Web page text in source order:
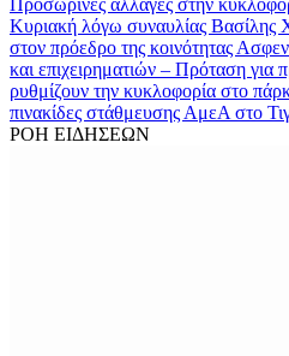
Κυριακή λόγω συναυλίας Βασίλης
στον πρόεδρο της κοινότητας
και επιχειρηματιών – Πρόταση
ρυθμίζουν την κυκλοφορία στο
πινακίδες στάθμευσης ΑμεΑ στο
ΡΟΗ ΕΙΔΗΣΕΩΝ